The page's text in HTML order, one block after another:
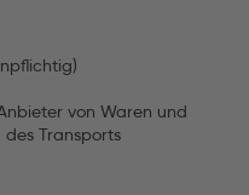
von Waren und
Transports